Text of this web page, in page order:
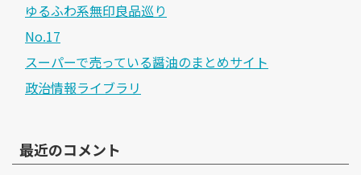
ゆるふわ系無印良品巡り
No.17
スーパーで売っている醤油のまとめサイト
政治情報ライブラリ
最近のコメント